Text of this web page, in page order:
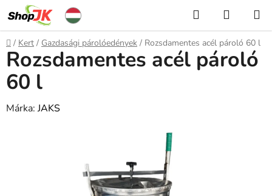
Ugrás
fő
tartalomhoz
KeresésKOSÁR
Kezdőlap
/ Kert / Gazdasági párolóedények / Rozsdamentes acél pároló 60 l
Rozsdamentes acél pároló
60 l
Márka:JAKS